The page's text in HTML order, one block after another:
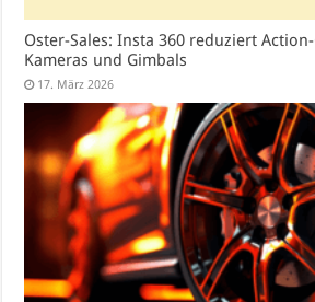
Oster-Sales: Insta 360 reduziert
Kameras und Gimbals
17. März 2026